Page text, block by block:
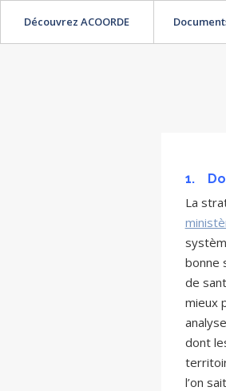
Découvrez ACOORDE
1.
La
bonne
de
mieux
dont
l’on